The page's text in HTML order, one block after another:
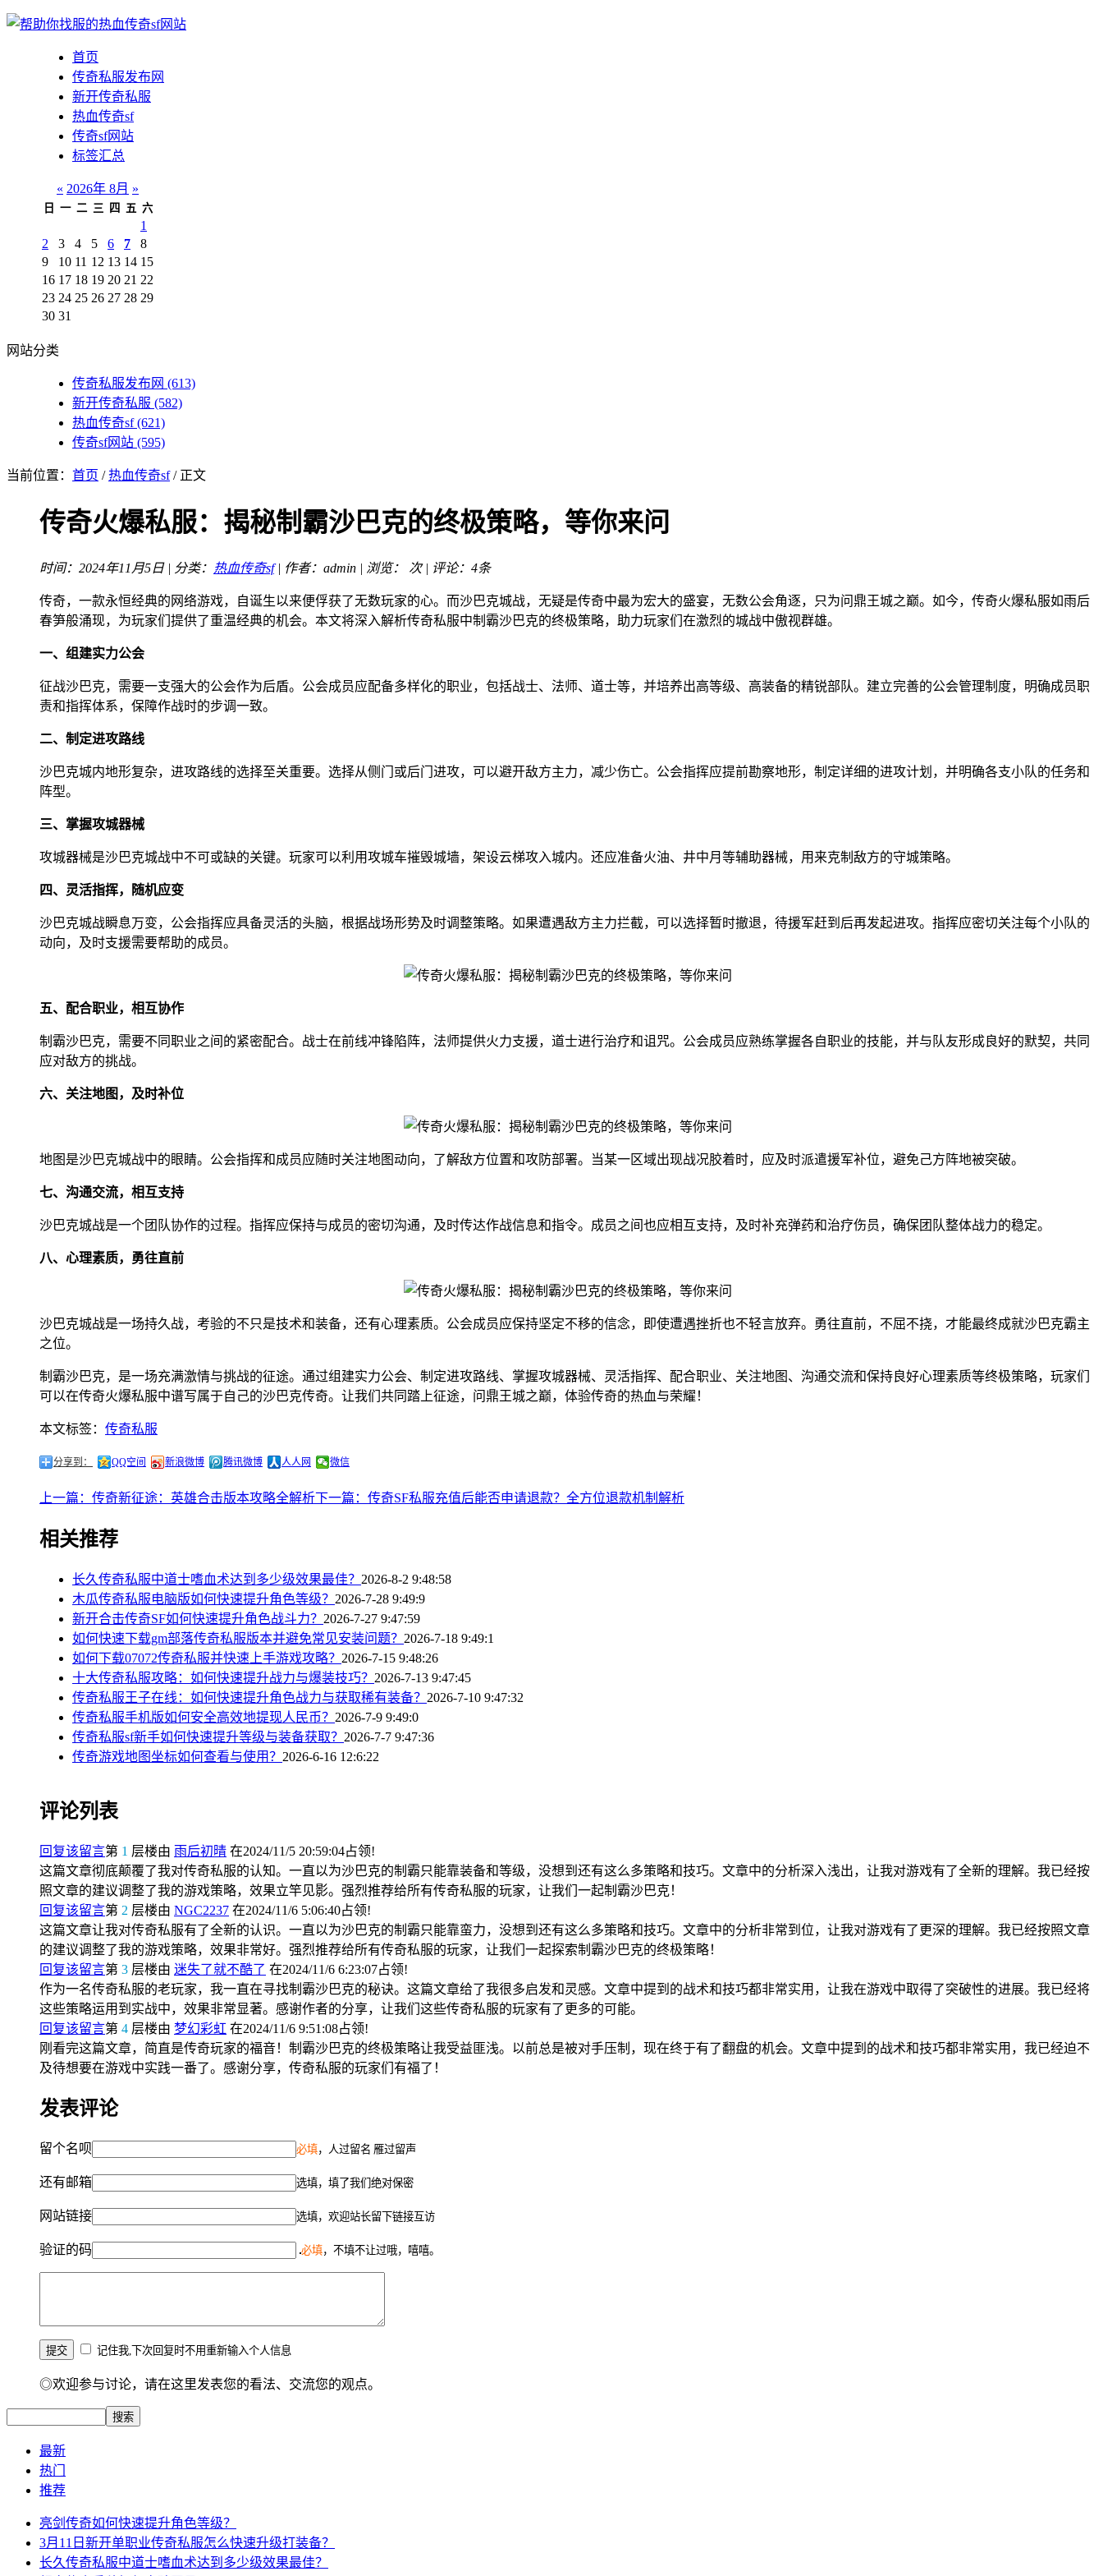
首页
传奇私服发布网
新开传奇私服
热血传奇sf
传奇sf网站
标签汇总
« 2026年 8月 »
日 一 二 三 四 五 六
1
2
3 4 5 6 7
8
9
10 11 12 13 14 15
16 17 18 19 20 21 22
23 24 25 26 27 28 29
30 31
网站分类
传奇私服发布网 (613)
新开传奇私服 (582)
热血传奇sf(621)
传奇sf网站 (595)
当前位置： 首页 /热血传奇sf/ 正文
传奇火爆私服：揭秘制霸沙巴克的终极策略，等你来问
时间：2024年11月5日 | 分类： 热血传奇sf| 作者：admin | 浏览： 次 | 评论：4条
传奇，一款永恒经典的网络游戏，自诞生以来便俘获了无数玩家的心。而沙巴克城战，无疑是传奇中最为宏大的盛宴，无数公会角逐，只为问鼎王城之巅。如今，传奇火爆私服如雨后
春笋般涌现，为玩家们提供了重温经典的机会。本文将深入解析传奇私服中制霸沙巴克的终极策略，助力玩家们在激烈的城战中傲视群雄。
一、组建实力公会
征战沙巴克，需要一支强大的公会作为后盾。公会成员应配备多样化的职业，包括战士、法师、道士等，并培养出高等级、高装备的精锐部队。建立完善的公会管理制度，明确成员职
责和指挥体系，保障作战时的步调一致。
二、制定进攻路线
沙巴克城内地形复杂，进攻路线的选择至关重要。选择从侧门或后门进攻，可以避开敌方主力，减少伤亡。公会指挥应提前勘察地形，制定详细的进攻计划，并明确各支小队的任务和
阵型。
三、掌握攻城器械
攻城器械是沙巴克城战中不可或缺的关键。玩家可以利用攻城车摧毁城墙，架设云梯攻入城内。还应准备火油、井中月等辅助器械，用来克制敌方的守城策略。
四、灵活指挥，随机应变
沙巴克城战瞬息万变，公会指挥应具备灵活的头脑，根据战场形势及时调整策略。如果遭遇敌方主力拦截，可以选择暂时撤退，待援军赶到后再发起进攻。指挥应密切关注每个小队的
动向，及时支援需要帮助的成员。
五、配合职业，相互协作
制霸沙巴克，需要不同职业之间的紧密配合。战士在前线冲锋陷阵，法师提供火力支援，道士进行治疗和诅咒。公会成员应熟练掌握各自职业的技能，并与队友形成良好的默契，共同
应对敌方的挑战。
六、关注地图，及时补位
地图是沙巴克城战中的眼睛。公会指挥和成员应随时关注地图动向，了解敌方位置和攻防部署。当某一区域出现战况胶着时，应及时派遣援军补位，避免己方阵地被突破。
七、沟通交流，相互支持
沙巴克城战是一个团队协作的过程。指挥应保持与成员的密切沟通，及时传达作战信息和指令。成员之间也应相互支持，及时补充弹药和治疗伤员，确保团队整体战力的稳定。
八、心理素质，勇往直前
沙巴克城战是一场持久战，考验的不只是技术和装备，还有心理素质。公会成员应保持坚定不移的信念，即使遭遇挫折也不轻言放弃。勇往直前，不屈不挠，才能最终成就沙巴克霸主
之位。
制霸沙巴克，是一场充满激情与挑战的征途。通过组建实力公会、制定进攻路线、掌握攻城器械、灵活指挥、配合职业、关注地图、沟通交流和保持良好心理素质等终极策略，玩家们
可以在传奇火爆私服中谱写属于自己的沙巴克传奇。让我们共同踏上征途，问鼎王城之巅，体验传奇的热血与荣耀！
本文标签： 传奇私服
分享到： QQ空间 新浪微博 腾讯微博 人人网 微信
上一篇：传奇新征途：英雄合击版本攻略全解析下一篇：传奇SF私服充值后能否申请退款？全方位退款机制解析
相关推荐
长久传奇私服中道士嗜血术达到多少级效果最佳？ 2026-8-2 9:48:58
木瓜传奇私服电脑版如何快速提升角色等级？ 2026-7-28 9:49:9
新开合击传奇SF如何快速提升角色战斗力？ 2026-7-27 9:47:59
如何快速下载gm部落传奇私服版本并避免常见安装问题？ 2026-7-18 9:49:1
如何下载07072传奇私服并快速上手游戏攻略？ 2026-7-15 9:48:26
十大传奇私服攻略：如何快速提升战力与爆装技巧？ 2026-7-13 9:47:45
传奇私服王子在线：如何快速提升角色战力与获取稀有装备？ 2026-7-10 9:47:32
传奇私服手机版如何安全高效地提现人民币？ 2026-7-9 9:49:0
传奇私服sf新手如何快速提升等级与装备获取？ 2026-7-7 9:47:36
传奇游戏地图坐标如何查看与使用？ 2026-6-16 12:6:22
评论列表
回复该留言第 1 层楼由 雨后初晴 在2024/11/5 20:59:04占领!
这篇文章彻底颠覆了我对传奇私服的认知。一直以为沙巴克的制霸只能靠装备和等级，没想到还有这么多策略和技巧。文章中的分析深入浅出，让我对游戏有了全新的理解。我已经按
照文章的建议调整了我的游戏策略，效果立竿见影。强烈推荐给所有传奇私服的玩家，让我们一起制霸沙巴克！
回复该留言第 2 层楼由 NGC2237 在2024/11/6 5:06:40占领!
这篇文章让我对传奇私服有了全新的认识。一直以为沙巴克的制霸只能靠蛮力，没想到还有这么多策略和技巧。文章中的分析非常到位，让我对游戏有了更深的理解。我已经按照文章
的建议调整了我的游戏策略，效果非常好。强烈推荐给所有传奇私服的玩家，让我们一起探索制霸沙巴克的终极策略！
回复该留言第 3 层楼由 迷失了就不酷了 在2024/11/6 6:23:07占领!
作为一名传奇私服的老玩家，我一直在寻找制霸沙巴克的秘诀。这篇文章给了我很多启发和灵感。文章中提到的战术和技巧都非常实用，让我在游戏中取得了突破性的进展。我已经将
这些策略运用到实战中，效果非常显著。感谢作者的分享，让我们这些传奇私服的玩家有了更多的可能。
回复该留言第 4 层楼由 梦幻彩虹 在2024/11/6 9:51:08占领!
刚看完这篇文章，简直是传奇玩家的福音！制霸沙巴克的终极策略让我受益匪浅。以前总是被对手压制，现在终于有了翻盘的机会。文章中提到的战术和技巧都非常实用，我已经迫不
及待想要在游戏中实践一番了。感谢分享，传奇私服的玩家们有福了！
发表评论
留个名呗 必填，人过留名 雁过留声
还有邮箱 选填，填了我们绝对保密
网站链接 选填，欢迎站长留下链接互访
验证的码 必填，不填不让过哦，嘻嘻。
记住我,下次回复时不用重新输入个人信息
◎欢迎参与讨论，请在这里发表您的看法、交流您的观点。
最新
热门
推荐
亮剑传奇如何快速提升角色等级？
3月11日新开单职业传奇私服怎么快速升级打装备？
长久传奇私服中道士嗜血术达到多少级效果最佳？